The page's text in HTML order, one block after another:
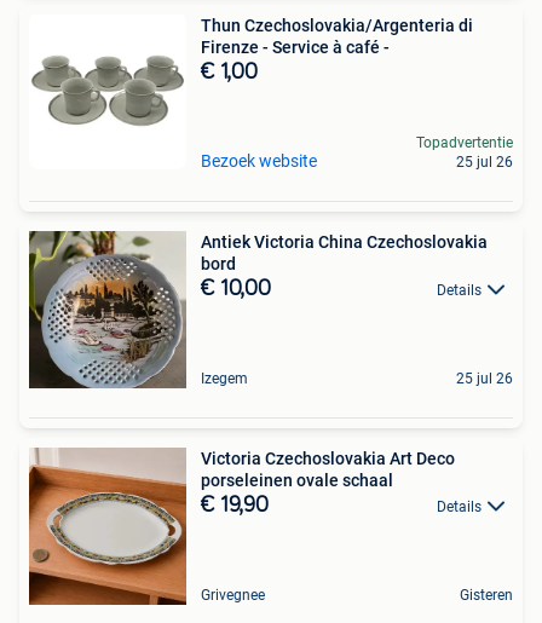
Thun Czechoslovakia/Argenteria di
Firenze - Service à café -
€ 1,00
Bezoek website
Topadvertentie
25 jul 26
Antiek Victoria China Czechoslovakia
bord
€ 10,00 Details
Izegem 25 jul 26
Victoria Czechoslovakia Art Deco
porseleinen ovale schaal
€ 19,90 Details
Grivegnee Gisteren